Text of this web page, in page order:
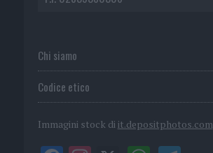
Chi siamo
Codice etico
Immagini stock di it.depositphotos.com